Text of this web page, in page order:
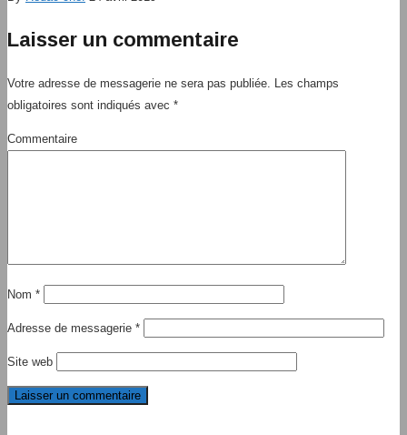
Laisser un commentaire
Votre adresse de messagerie ne sera pas publiée. Les champs
obligatoires sont indiqués avec *
Commentaire
Nom *
Adresse de messagerie *
Site web